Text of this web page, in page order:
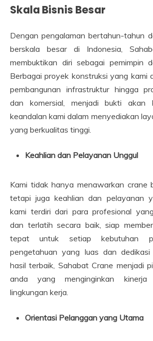
Skala Bisnis Besar
Dengan pengalaman bertahun-tahun
berskala besar di Indonesia,
membuktikan diri sebagai pemimpin
Berbagai proyek konstruksi yang kami
pembangunan infrastruktur hingga
dan komersial, menjadi bukti akan
keandalan kami dalam menyediakan
yang berkualitas tinggi.
Keahlian dan Pelayanan Unggul
Kami tidak hanya menawarkan crane
tetapi juga keahlian dan pelayanan
kami terdiri dari para profesional
dan terlatih secara baik, siap
tepat untuk setiap kebutuhan
pengetahuan yang luas dan dedikasi
hasil terbaik, Sahabat Crane menjadi
anda yang menginginkan kinerja
lingkungan kerja.
Orientasi Pelanggan yang Utama